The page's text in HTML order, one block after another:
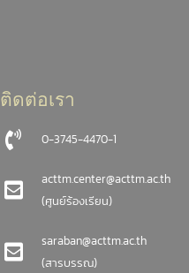
ติดต่อเรา
0-3745-4470-1
acttm.center@acttm.ac.th
(ศูนย์ร้องเรียน)
saraban@acttm.ac.th
(สารบรรณ)